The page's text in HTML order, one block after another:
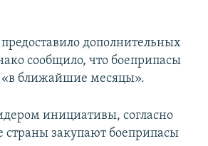
дополнительных
сообщило, что боеприпасы
«в ближайшие месяцы».
инициативы, согласно
страны закупают боеприпасы